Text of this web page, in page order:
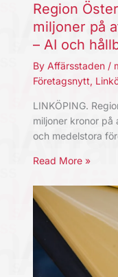
Region
miljoner på
– AI och
By Affärsstaden /
Företagsnytt,
LINKÖPING.
miljoner kronor
och medelstora
Read More »